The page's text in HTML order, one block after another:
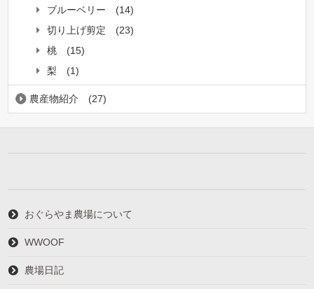
ブルーベリー
(14)
切り上げ剪定
(23)
桃
(15)
梨
(1)
農産物紹介 (27)
おぐらやま農場について
WWOOF
農場日記